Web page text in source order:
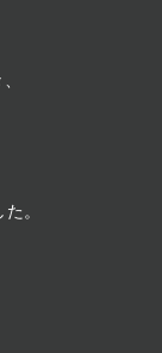
。